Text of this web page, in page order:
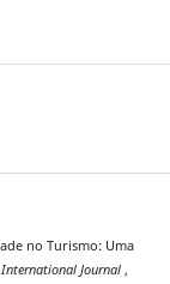
no Turismo: Uma
Journal ,